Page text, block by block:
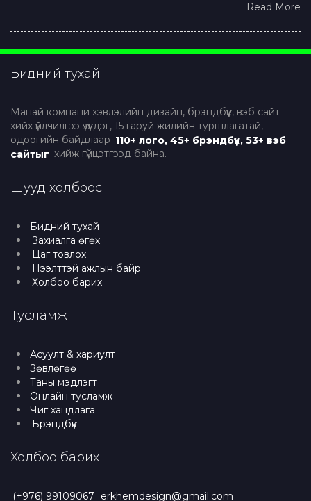
Read More
Бидний тухай
Манай компани хэвлэлийн дизайн, брэндбүүк, вэб сайт
хийх үйлчилгээ үзүүлдэг, 15 гаруй жилийн туршлагатай,
одоогийн байдлаар 110+ лого, 45+ брэндбүүк, 53+ вэб
сайтыг хийж гүйцэтгээд байна.
Шууд холбоос
Бидний тухай
Захиалга өгөх
Цаг товлох
Нээлттэй ажлын байр
Холбоо барих
Тусламж
Асуулт & хариулт
Зөвлөгөө
Таны мэдлэгт
Онлайн тусламж
Чиг хандлага
Брэндбүүк
Холбоо барих
(+976) 99109067 erkhemdesign@gmail.com